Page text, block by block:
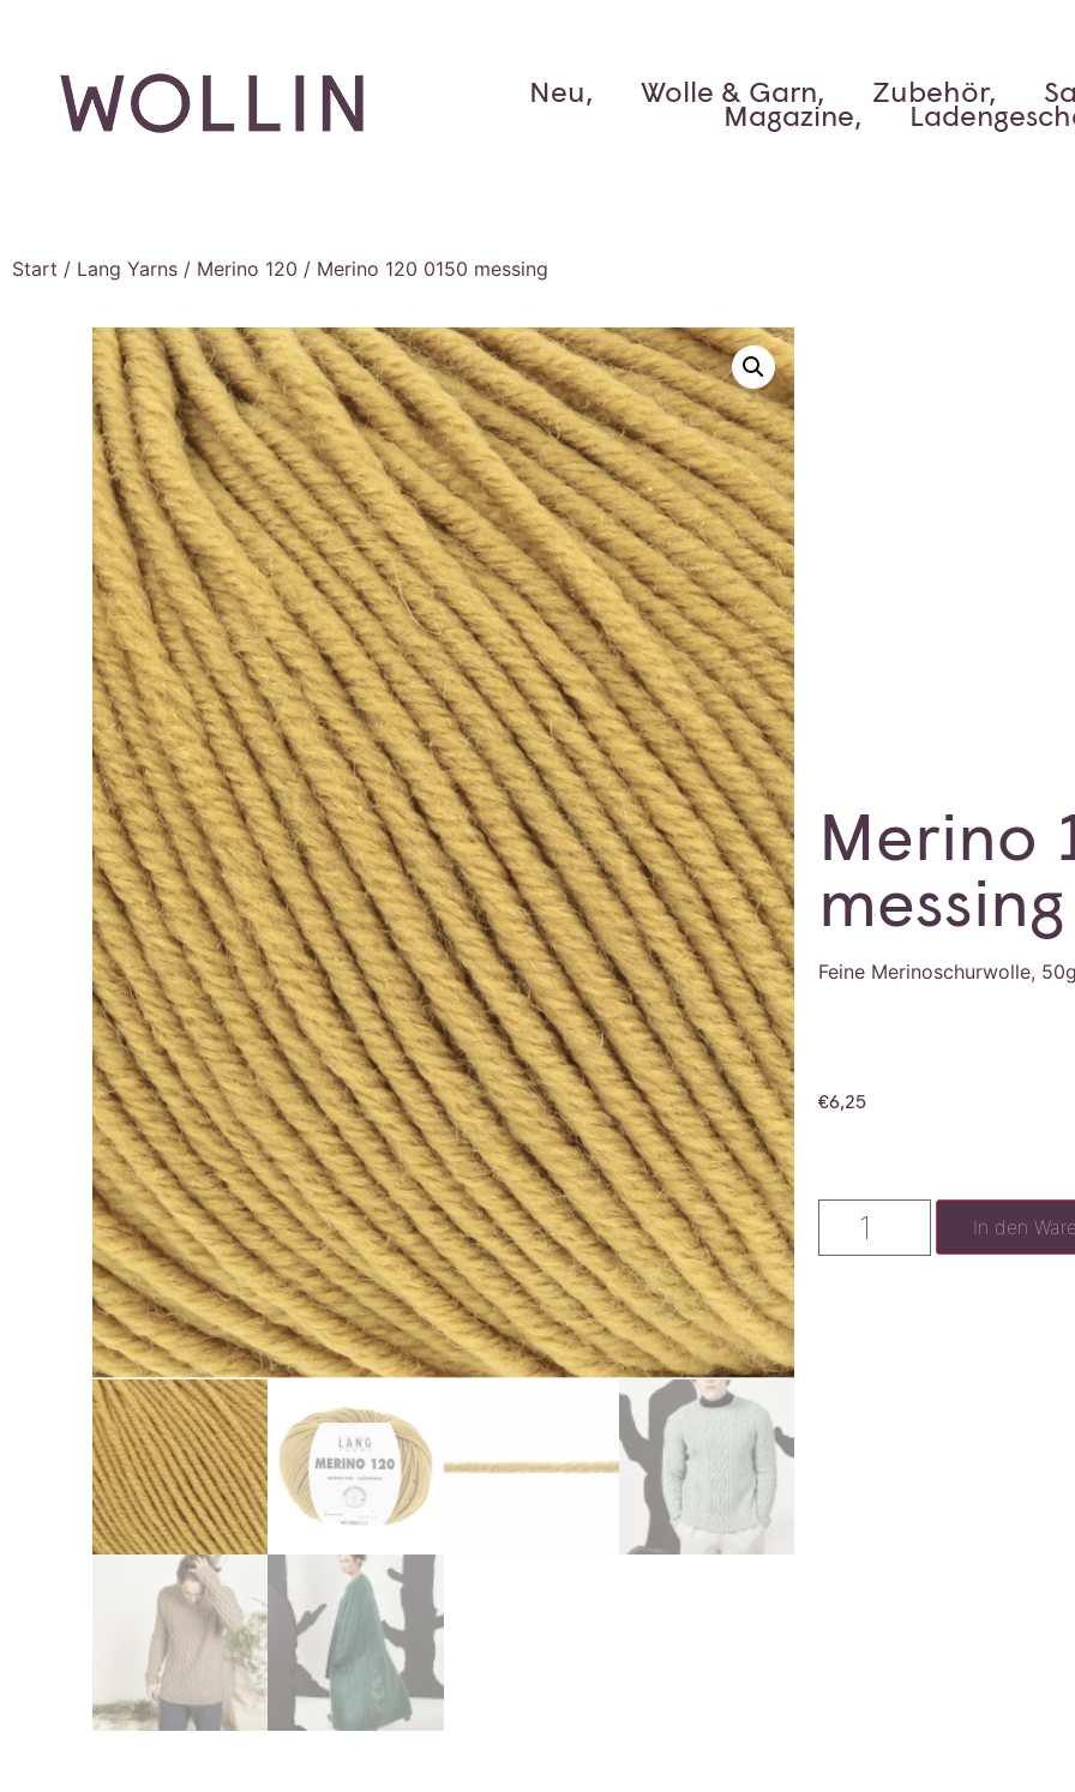
Neu, Wolle & Garn, Zubehör,
Magazine,
Start / Lang Yarns / Merino 120 / Merino 120 0150 messing
Merino
messing
Feine Merinoschurwolle,
€6,25
In den